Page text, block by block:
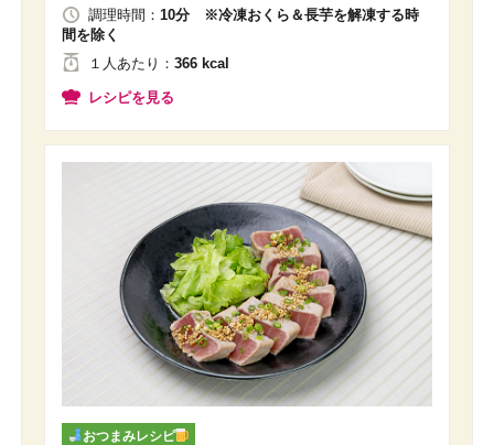
調理時間： 10分 ※冷凍おくら＆長芋を解凍する時
間を除く
１人 あたり ： 366 kcal
レシピを見る
おつまみレシピ